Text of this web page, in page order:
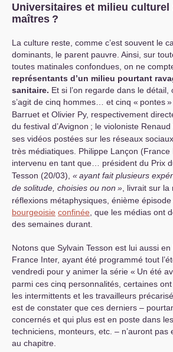
Universitaires et milieu culturel
maîtres ?
La culture reste, comme c’est souvent le
dominants, le parent pauvre. Ainsi, sur
toutes matinales confondues, on ne
représentants d’un milieu pourtant
sanitaire. Et si l’on regarde dans le détail,
s’agit de cinq hommes… et cinq « pontes
Barruet et Olivier Py, respectivement
du festival d’Avignon ; le violoniste
ses vidéos postées sur les réseaux sociaux
très médiatiques. Philippe Lançon (France
intervenu en tant que… président du Prix
Tesson (20/03), «ayant fait plusieurs
de solitude, choisies ou non » , livrait sur
réflexions métaphysiques, énième épisode
bourgeoisie confinée , que les médias ont
des semaines durant.
Notons que Sylvain Tesson est lui aussi
France Inter, ayant été programmé tout
vendredi pour y animer la série « Un été
parmi ces cinq personnalités, certaines
les intermittents et les travailleurs
est de constater que ces derniers –
concernés et qui plus est en poste dans
techniciens, monteurs, etc. – n’auront pas
au chapitre.